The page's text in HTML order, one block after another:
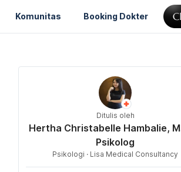
Komunitas Booking Dokter
Ditulis oleh
Hertha Christabelle Hambalie,
Psikolog
Psikologi · Lisa Medical Consultancy